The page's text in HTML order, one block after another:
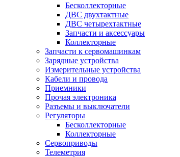
Бесколлекторные
ДВС двухтактные
ДВС четырехтактные
Запчасти и аксессуары
Коллекторные
Запчасти к сервомашинкам
Зарядные устройства
Измерительные устройства
Кабели и провода
Приемники
Прочая электроника
Разъемы и выключатели
Регуляторы
Бесколлекторные
Коллекторные
Сервоприводы
Телеметрия